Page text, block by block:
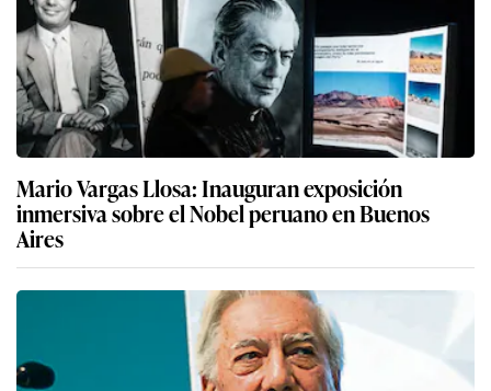
Mario Vargas Llosa: Inauguran exposición
inmersiva sobre el Nobel peruano en Buenos
Aires